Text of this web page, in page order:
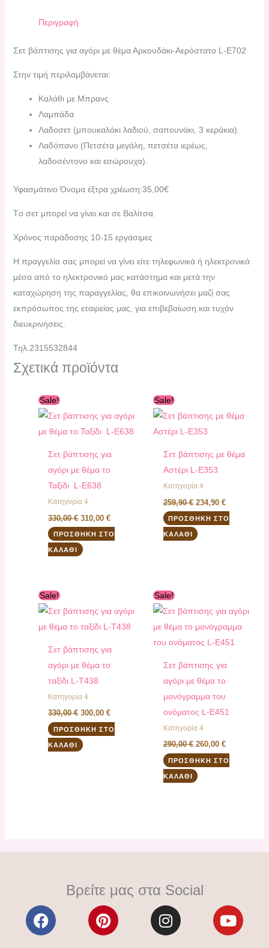
Περιγραφή
Σετ βάπτισης για αγόρι με θέμα Αρκουδάκι-Αερόστατο L-E702
Στην τιμή περιλαμβάνεται:
Καλάθι με Μπρανς
Λαμπάδα
Λαδοσετ (μπουκαλάκι λαδιού, σαπουνάκι, 3 κεράκια).
Λαδόπανο (Πετσέτα μεγάλη, πετσέτα ιερέως,
λαδοσέντονο και εσώρουχα).
Υφασμάτινο Όνομα έξτρα χρέωση:35,00€
Tο σετ μπορεί να γίνει και σε Βαλίτσα.
Χρόνος παράδοσης 10-15 εργάσιμες
H πραγγελία σας μπορεί να γίνει είτε τηλεφωνικά ή ηλεκτρονικά
μέσα από το ηλεκτρονικό μας κατάστημα και μετά την
καταχώρηση της παραγγελίας, θα επικοινωνήσει μαζί σας
εκπρόσωπος της εταιρείας μας, για επιβεβαίωση και τυχόν
διευκρινήσεις.
Τηλ.2315532844
Σχετικά προϊόντα
Sale!
Σετ βάπτισης για
αγόρι με θέμα το
Ταξίδι L-E638
Κατηγορία 4
330,00€
was:
310,00€
τιμή
310,00 €.
ΠΡΟΣΘΉΚΗ ΣΤΟ
ΚΑΛΆΘΙ
Sale!
Σετ βάπτισης με θέμα
Αστέρι L-E353
Κατηγορία 4
259,90€
was:
234,90 €
τιμή
ΠΡΟΣΘΉΚΗ ΣΤΟ
ΚΑΛΆΘΙ
Sale!
Σετ βάπτισης για
αγόρι με θέμα το
ταξίδι L-T438
Κατηγορία 4
330,00€
was:
300,00€
τιμή
300,00 €.
ΠΡΟΣΘΉΚΗ ΣΤΟ
ΚΑΛΆΘΙ
Sale!
Σετ βάπτισης για
αγόρι με θέμα το
μονόγραμμα του
ονόματος L-E451
Κατηγορία 4
290,00€
was:
260,00 €
τιμή
260,00 €.
ΠΡΟΣΘΉΚΗ ΣΤΟ
ΚΑΛΆΘΙ
Βρείτε μας στα Social
F
a
P
i
I
n
Y
o